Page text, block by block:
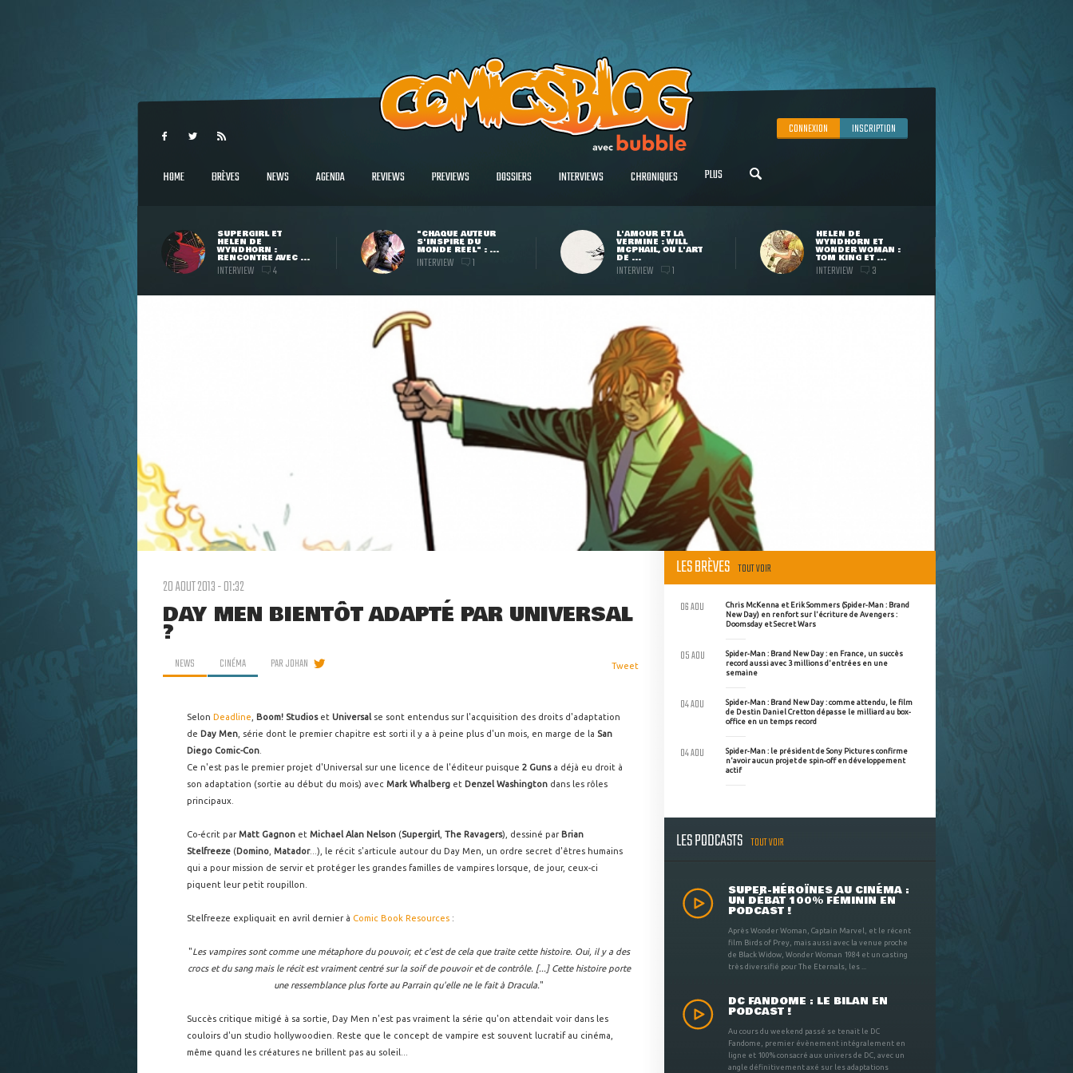
CONNEXION INSCRIPTION
HOME BRÈVES NEWS AGENDA REVIEWS PREVIEWS DOSSIERS INTERVIEWS CHRONIQUES PLUS
SUPERGIRL ET
HELEN DE
WYNDHORN :
RENCONTRE AVEC ...
INTERVIEW 4
"CHAQUE AUTEUR
S'INSPIRE DU
MONDE RÉEL" : ...
INTERVIEW 1
L'AMOUR ET LA
VERMINE : WILL
MCPHAIL, OU L'ART
DE ...
INTERVIEW 1
HELEN DE
WYNDHORN ET
WONDER WOMAN :
TOM KING ET ...
INTERVIEW 3
20 AOUT 2013 - 01:32
DAY MEN BIENTÔT ADAPTÉ PAR UNIVERSAL
?
NEWS CINÉMA PARJOHAN Tweet
Selon Deadline Boom! Studioset Universal se sont entendus sur l'acquisition des droits d'adaptation
de Day Men , série dont le premier chapitre est sorti il y a à peine plus d'un mois, en marge de la San
Diego Comic-Con
Ce n'est pas le premier projet d'Universal sur une licence de l'éditeur puisque 2 Gunsa déjà eu droit à
son adaptation (sortie au début du mois) avec Mark Whalberg et Denzel Washington dans les rôles
principaux.
Co-écrit parMatt Gagnon et Michael Alan Nelson (Supergirl The Ravagers), dessiné par Brian
Stelfreeze (Domino Matador...), le récit s'articule autour du Day Men, un ordre secret d'êtres humains
qui a pour mission de servir et protéger les grandes familles de vampires lorsque, de jour, ceux-ci
piquent leur petit roupillon.
Stelfreeze expliquait en avril dernier à Comic Book Resources :
"Les vampires sont comme une métaphore du pouvoir, et c'est de cela que traite cette histoire. Oui, il y a des
crocs et du sang mais le récit est vraiment centré sur la soif de pouvoir et de contrôle. [...] Cette histoire porte
une ressemblance plus forte au Parrain qu'elle ne le fait à Dracula."
Succès critique mitigé à sa sortie, Day Men n'est pas vraiment la série qu'on attendait voir dans les
couloirs d'un studio hollywoodien. Reste que le concept de vampire est souvent lucratif au cinéma,
même quand les créatures ne brillent pas au soleil...
LES BRÈVES TOUT VOIR
Chris McKenna et Erik Sommers (Spider-Man : Brand
New Day) en renfort sur l'écriture de Avengers :
Doomsday et Secret Wars
06 AOU
Spider-Man : Brand New Day : en France, un succès
record aussi avec 3 millions d'entrées en une
semaine
05 AOU
Spider-Man : Brand New Day : comme attendu, le film
de Destin Daniel Cretton dépasse le milliard au box-
office en un temps record
04 AOU
Spider-Man : le président de Sony Pictures confirme
n'avoir aucun projet de spin-off en développement
actif
04 AOU
LES PODCASTS TOUT VOIR
SUPER-HÉROÏNES AU CINÉMA :
UN DÉBAT 100% FÉMININ EN
PODCAST !
Après Wonder Woman, Captain Marvel, et le récent
film Birds of Prey, mais aussi avec la venue proche
de Black Widow, Wonder Woman 1984 et un casting
très diversifié pour The Eternals, les ...
DC FANDOME : LE BILAN EN
PODCAST !
Au cours du weekend passé se tenait le DC
Fandome, premier évènement intégralement en
ligne et 100% consacré aux univers de DC, avec un
angle définitivement axé sur les adaptations